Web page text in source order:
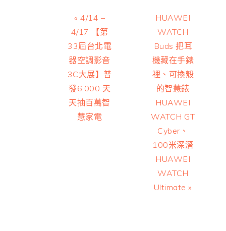
Previous
Post:
« 4/14 –
4/17 【第
33屆台北電
器空調影音
3C大展】普
發6,000 天
天抽百萬智
慧家電
Next
Post:
HUAWEI
WATCH
Buds 把耳
機藏在手錶
裡、可換殼
的智慧錶
HUAWEI
WATCH GT
Cyber、
100米深潛
HUAWEI
WATCH
Ultimate »